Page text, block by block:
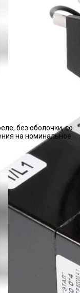
без оболочки, со
на номинальное